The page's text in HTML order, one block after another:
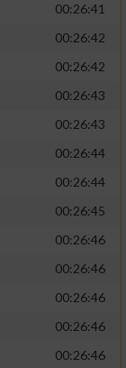
00:26:41
00:26:42
00:26:42
00:26:43
00:26:43
00:26:44
00:26:44
00:26:45
00:26:46
00:26:46
00:26:46
00:26:46
00:26:46